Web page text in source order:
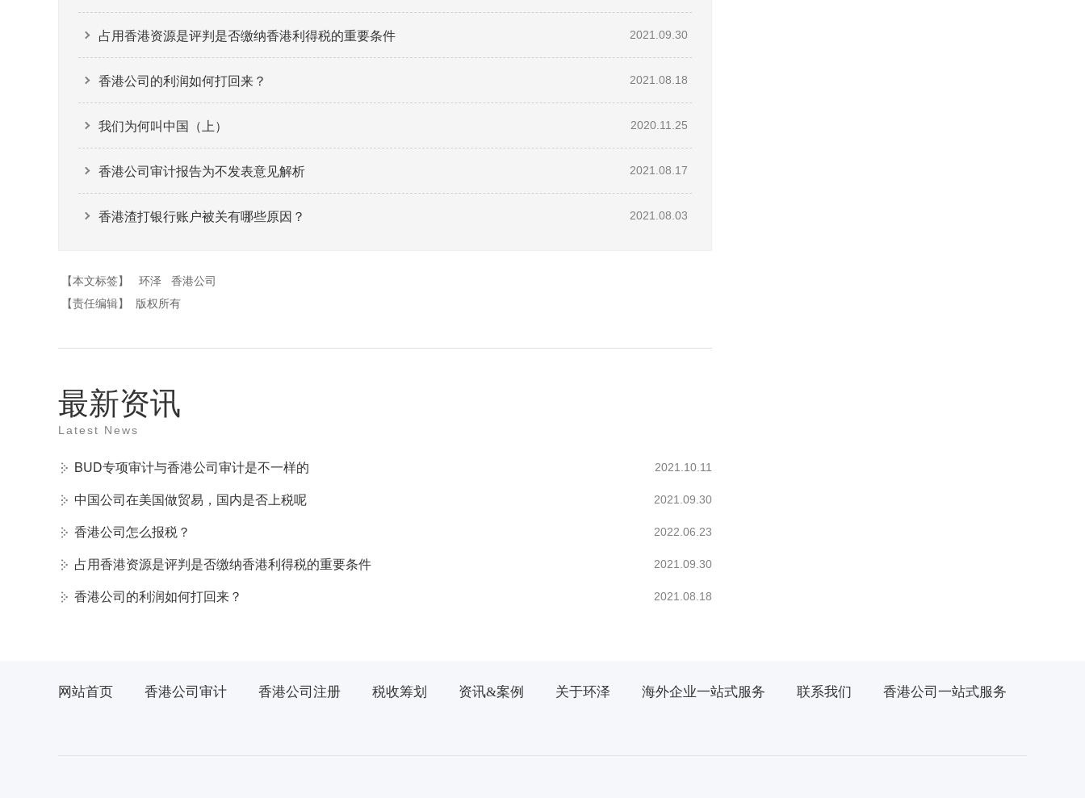
占用香港资源是评判是否缴纳香港利得税的重要条件 2021.09.30
香港公司的利润如何打回来？ 2021.08.18
我们为何叫中国（上） 2020.11.25
香港公司审计报告为不发表意见解析 2021.08.17
香港渣打银行账户被关有哪些原因？ 2021.08.03
【本文标签】 环泽
香港公司
【责任编辑】
版权所有
最新资讯
Latest News
BUD专项审计与香港公司审计是不一样的 2021.10.11
中国公司在美国做贸易，国内是否上税呢 2021.09.30
香港公司怎么报税？ 2022.06.23
占用香港资源是评判是否缴纳香港利得税的重要条件 2021.09.30
香港公司的利润如何打回来？ 2021.08.18
网站首页 香港公司审计 香港公司注册 税收筹划 资讯&案例 关于环泽 海外企业一站式服务 联系我们 香港公司一站式服务